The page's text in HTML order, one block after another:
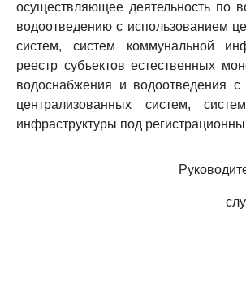
осуществляющее деятельность по
водоотведению с использованием
систем, систем коммунальной
реестр субъектов естественных
водоснабжения и водоотведения с
централизованных систем,
инфраструктуры под